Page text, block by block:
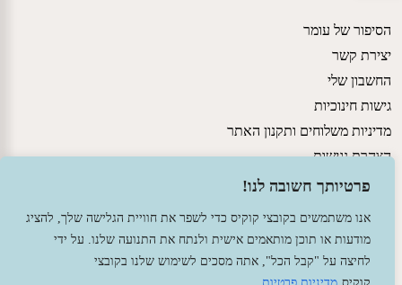
פרטיותך חשובה לנו!
אנו משתמשים בקובצי קוקיס כדי לשפר את חוויית הגלישה שלך, להציג
מודעות או תוכן מותאמים אישית ולנתח את התנועה שלנו. על ידי
לחיצה על "קבל הכל", אתה מסכים לשימוש שלנו בקובצי
הסיפור של עומר
יצירת קשר
החשבון שלי
גישות חינוכיות
מדיניות משלוחים ותקנון האתר
הצהרת נגישות